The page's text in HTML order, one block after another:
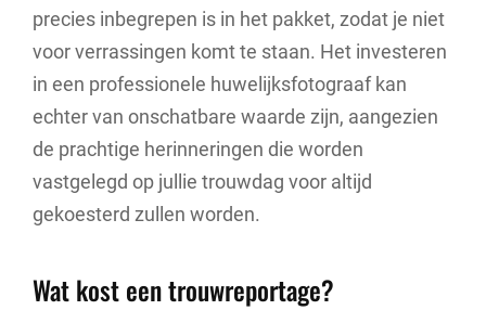
precies inbegrepen is in het pakket, zodat je niet
voor verrassingen komt te staan. Het investeren
in een professionele huwelijksfotograaf kan
echter van onschatbare waarde zijn, aangezien
de prachtige herinneringen die worden
vastgelegd op jullie trouwdag voor altijd
gekoesterd zullen worden.
Wat kost een trouwreportage?